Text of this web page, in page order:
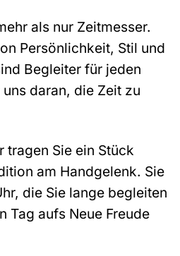
als nur Zeitmesser.
Persönlichkeit, Stil und
Begleiter für jeden
daran, die Zeit zu
tragen Sie ein Stück
am Handgelenk. Sie
die Sie lange begleiten
Tag aufs Neue Freude